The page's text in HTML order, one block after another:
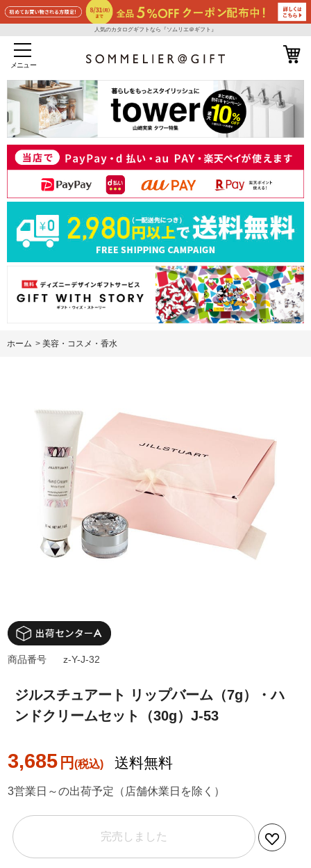
人気のカタログギフトなら『ソムリエ＠ギフト』
メニュー
ホーム > 美容・コスメ・香水
ジルスチュアート リップバーム（7g）・ハ
ンドクリームセット（30g）J-53
3,685 円 送料無料
商品番号 z-Y-J-32
3営業日～の出荷予定（店舗休業日を除く）
完売しました